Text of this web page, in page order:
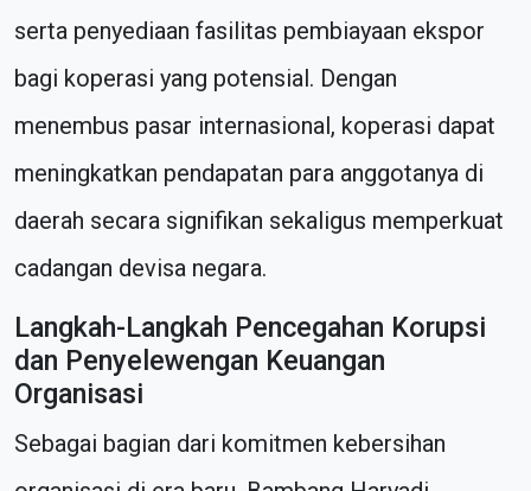
serta penyediaan fasilitas pembiayaan ekspor
bagi koperasi yang potensial. Dengan
menembus pasar internasional, koperasi dapat
meningkatkan pendapatan para anggotanya di
daerah secara signifikan sekaligus memperkuat
cadangan devisa negara.
Langkah-Langkah Pencegahan Korupsi
dan Penyelewengan Keuangan
Organisasi
Sebagai bagian dari komitmen kebersihan